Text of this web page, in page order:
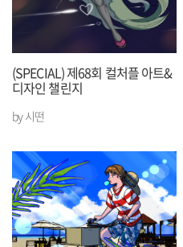
(SPECIAL) 제68회 컬처플 아트&
디자인 챌린지
by 시떤